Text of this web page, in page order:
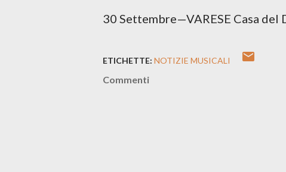
30 Settembre—VARESE Casa
ETICHETTE: NOTIZIE MUSICALI
Commenti